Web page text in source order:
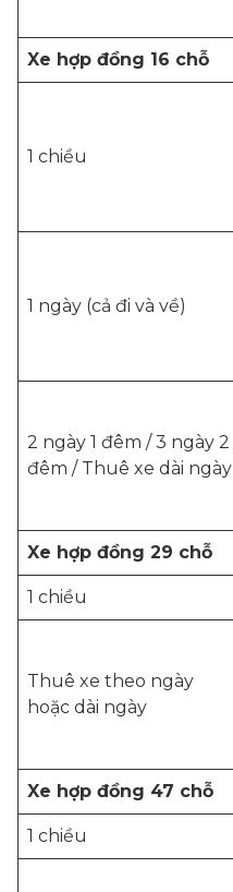
Xe hợp đồng 16 chỗ
1 chiều
1 ngày (cả đi và về)
2 ngày 1 đêm / 3 ngày 2
đêm / Thuê xe dài ngày
Xe hợp đồng 29 chỗ
1 chiều
Thuê xe theo ngày
hoặc dài ngày
Xe hợp đồng 47 chỗ
1 chiều